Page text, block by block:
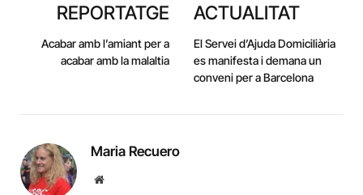
REPORTATGE
Acabar amb l’amiant per a
acabar amb la malaltia
ACTUALITAT
El Servei d’Ajuda Domiciliària
es manifesta i demana un
conveni per a Barcelona
Maria Recuero
Website